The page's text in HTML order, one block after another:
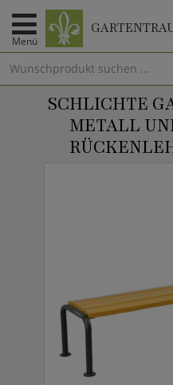
Menü
SCHLICHTE
METALL